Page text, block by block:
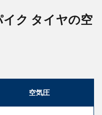
ク タイヤの空
空気圧